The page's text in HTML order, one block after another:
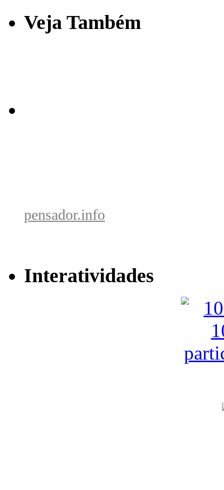
Veja Também
pensador.info
Interatividades